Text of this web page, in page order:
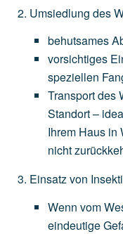
Umsiedlung des
behutsames
vorsichtiges
speziellen
Transportdes
Standort–
Ihrem Haus in
nicht
Einsatz von
Wenn vom
eindeutige